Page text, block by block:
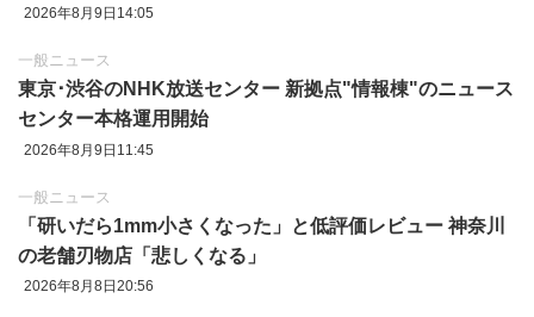
2026年8月9日14:05
一般ニュース
東京‪･‬渋谷のNHK放送センター 新拠点"情報棟"のニュース
センター本格運用開始
2026年8月9日11:45
一般ニュース
「研いだら1mm小さくなった」と低評価レビュー 神奈川
の老舗刃物店「悲しくなる」
2026年8月8日20:56